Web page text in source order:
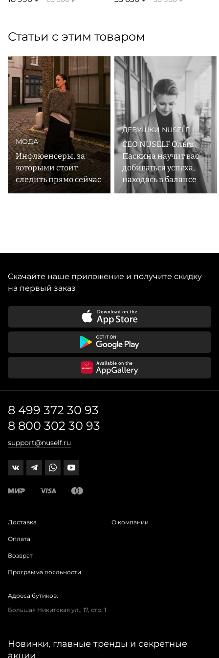
Статьи с этим товаром
МОДА
Инфлюенсеры, за
которыми стоит
следить прямо сейчас
ДЕВУШКИ NUSELF
CEO NUSELF Ольга
Паскина научит вас
добиваться успеха,
находясь в балансе
Скачайте наше приложение и получите скидку
на первый заказ
8 499 372 30 93
8 800 302 30 93
support@nuself.ru
Доставка
Оплата
Возврат
Программа лояльности
О компании
Адреса бутиков:
Большая Никитская ул., 17, стр. 1
Новинки, главные тренды и секретные
акции